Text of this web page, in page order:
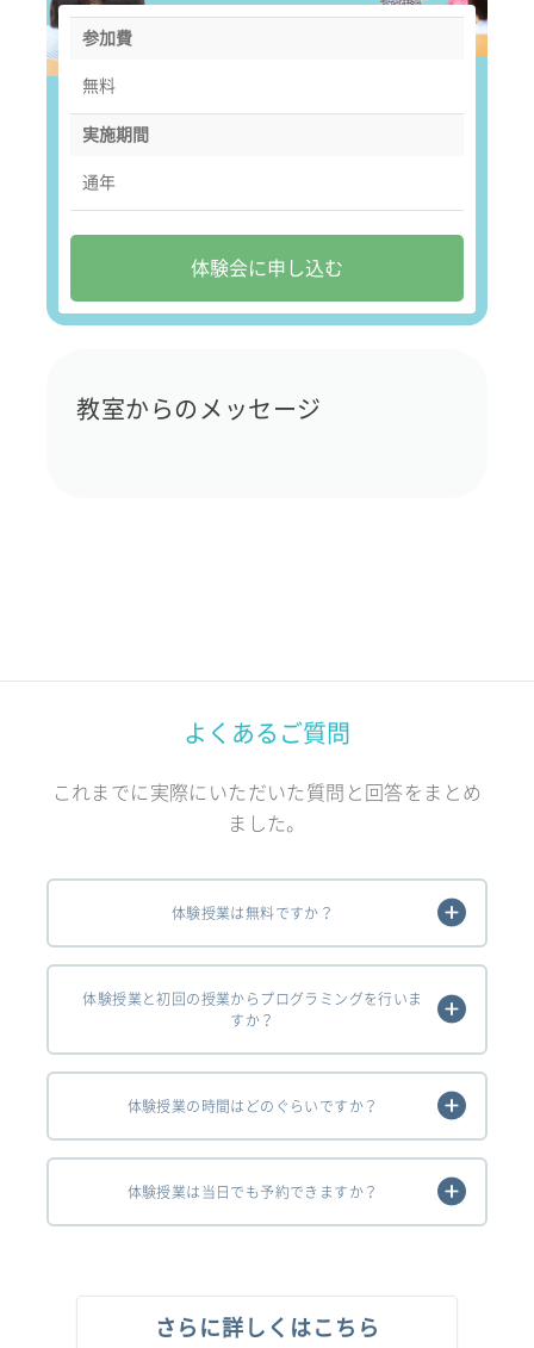
参加費
無料
実施期間
通年
体験会に申し込む
教室からのメッセージ
よくあるご質問
これまでに実際にいただいた質問と回答をまとめ
ました。
体験授業は無料ですか？
体験授業と初回の授業からプログラミングを行いま
すか？
体験授業の時間はどのぐらいですか？
体験授業は当日でも予約できますか？
さらに詳しくはこちら